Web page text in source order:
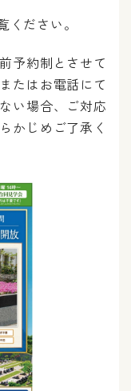
ださい。
予約制とさせて
たはお電話にて
い場合、ご対応
かじめご了承く